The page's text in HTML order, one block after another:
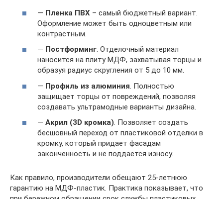
— Пленка ПВХ – самый бюджетный вариант.
Оформление может быть одноцветным или
контрастным.
— Постформинг. Отделочный материал
наносится на плиту МДФ, захватывая торцы и
образуя радиус скругления от 5 до 10 мм.
— Профиль из алюминия. Полностью
защищает торцы от повреждений, позволяя
создавать ультрамодные варианты дизайна.
— Акрил (3D кромка). Позволяет создать
бесшовный переход от пластиковой отделки в
кромку, который придает фасадам
законченность и не поддается износу.
Как правило, производители обещают 25-летнюю
гарантию на МДФ-пластик. Практика показывает, что